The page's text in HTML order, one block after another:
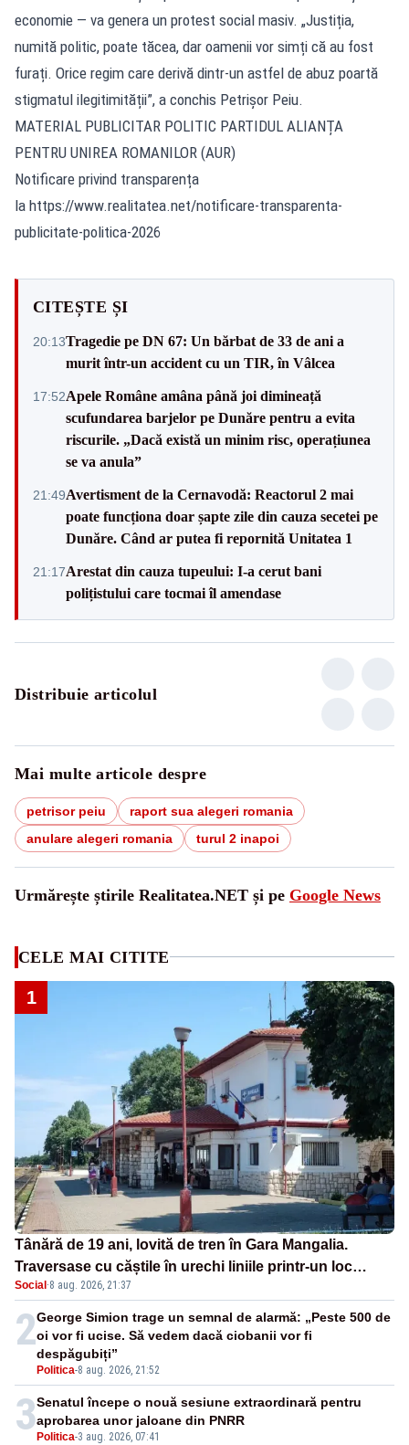
economie — va genera un protest social masiv. „Justiția,
numită politic, poate tăcea, dar oamenii vor simți că au fost
furați. Orice regim care derivă dintr-un astfel de abuz poartă
stigmatul ilegitimității”, a conchis Petrișor Peiu.
MATERIAL PUBLICITAR POLITIC PARTIDUL ALIANȚA
PENTRU UNIREA ROMANILOR (AUR)
Notificare privind transparența
la https://www.realitatea.net/notificare-transparenta-
publicitate-politica-2026
CITEȘTE ȘI
20:13Tragedie pe DN 67: Un bărbat de 33 de ani a
murit într-un accident cu un TIR, în Vâlcea
17:52Apele Române amâna până joi dimineață
scufundarea barjelor pe Dunăre pentru a evita
riscurile. „Dacă există un minim risc, operațiunea
se va anula”
21:49Avertisment de la Cernavodă: Reactorul 2 mai
poate funcționa doar șapte zile din cauza secetei pe
Dunăre. Când ar putea fi repornită Unitatea 1
21:17Arestat din cauza tupeului: I-a cerut bani
polițistului care tocmai îl amendase
Distribuie articolul
Mai multe articole despre
petrisor peiu
raport sua alegeri romania
anulare alegeri romania
turul 2 inapoi
Urmărește știrile Realitatea.NET și pe Google News
CELE MAI CITITE
1
Tânără de 19 ani, lovită de tren în Gara Mangalia.
Traversase cu căștile în urechi liniile printr-un loc
nepermis
Social ·8 aug. 2026, 21:37
2
Politica-8 aug. 2026, 21:52
George Simion trage un semnal de alarmă: „Peste 500 de
oi vor fi ucise. Să vedem dacă ciobanii vor fi
despăgubiți”
3 Politica-3 aug. 2026, 07:41
Senatul începe o nouă sesiune extraordinară pentru
aprobarea unor jaloane din PNRR